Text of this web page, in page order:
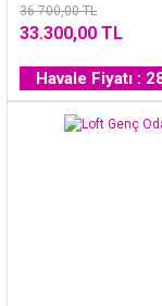
36.700,00 TL
33.300,00 TL
Havale Fiyatı :